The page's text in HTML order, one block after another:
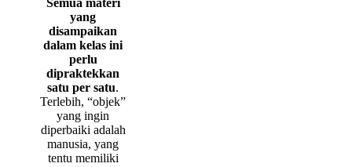
yang
disampaikan
dalam kelas ini
perlu
dipraktekkan
satu per satu.
Terlebih, “objek”
yang ingin
diperbaiki adalah
manusia, yang
tentu memiliki